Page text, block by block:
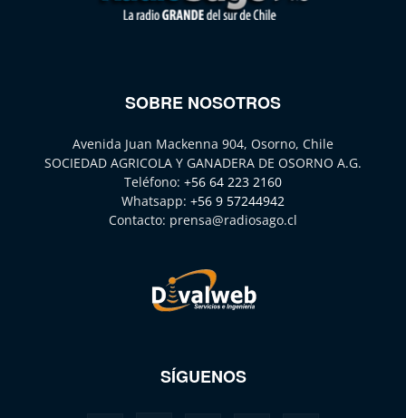
SOBRE NOSOTROS
Avenida Juan Mackenna 904, Osorno, Chile
SOCIEDAD AGRICOLA Y GANADERA DE OSORNO A.G.
Teléfono: +56 64 223 2160
Whatsapp: +56 9 57244942
Contacto: prensa@radiosago.cl
SÍGUENOS